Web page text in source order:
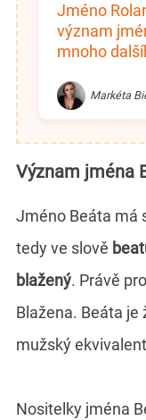
Jméno
význam
mnoho
Markéta
Význam jména
Jméno Beáta má
tedy ve slově
blažený. Právě
Blažena. Beáta
mužský
Nositelky jména